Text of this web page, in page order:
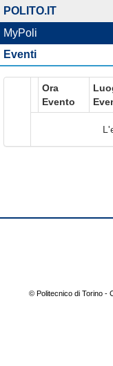
POLITO.IT
MyPoli
Eventi
Ora
Evento
© Politecnico di Torino -